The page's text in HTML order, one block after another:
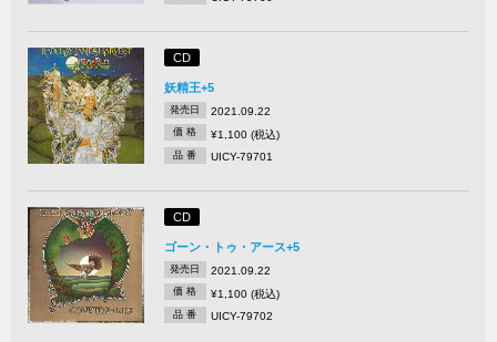
CD
妖精王+5
発売日 2021.09.22
価 格 ¥1,100 (税込)
品 番 UICY-79701
CD
ゴーン・トゥ・アース+5
発売日 2021.09.22
価 格 ¥1,100 (税込)
品 番 UICY-79702